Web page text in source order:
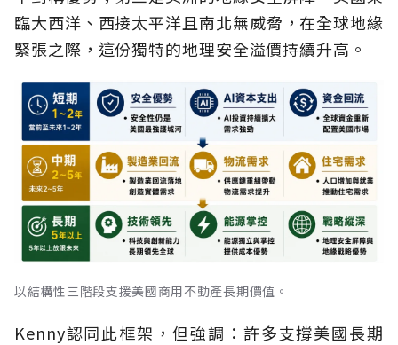
臨大西洋、西接太平洋且南北無威脅，在全球地緣
緊張之際，這份獨特的地理安全溢價持續升高。
以結構性三階段支援美國商用不動產長期價值。
Kenny認同此框架，但強調：許多支撐美國長期